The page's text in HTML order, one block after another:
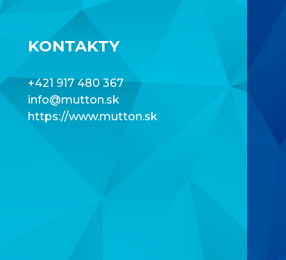
KONTAKTY
+421 917 480 367
info@mutton.sk
https://www.mutton.sk